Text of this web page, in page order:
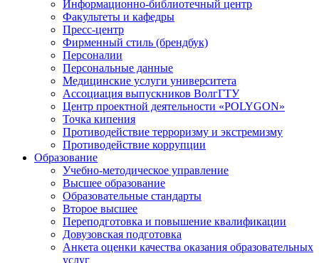
Информационно-библиотечный центр
Факультеты и кафедры
Пресс-центр
Фирменный стиль (брендбук)
Персоналии
Персональные данные
Медицинские услуги университета
Ассоциация выпускников ВолгГТУ
Центр проектной деятельности «POLYGON»
Точка кипения
Противодействие терроризму и экстремизму
Противодействие коррупции
Образование
Учебно-методическое управление
Высшее образование
Образовательные стандарты
Второе высшее
Переподготовка и повышение квалификации
Довузовская подготовка
Анкета оценки качества оказания образовательных
услуг